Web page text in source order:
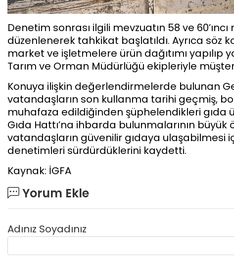
Denetim sonrası ilgili mevzuatın 58 ve
düzenlenerek tahkikat başlatıldı. Ayrıca
market ve işletmelere ürün dağıtımı yapılıp
Tarım ve Orman Müdürlüğü ekipleriyle
Konuya ilişkin değerlendirmelerde bulunan
vatandaşların son kullanma tarihi geçmiş,
muhafaza edildiğinden şüphelendikleri gıda
Gıda Hattı’na ihbarda bulunmalarının büyük
vatandaşların güvenilir gıdaya ulaşabilmesi
denetimleri sürdürdüklerini kaydetti.
Kaynak: İGFA
Yorum Ekle
Adınız Soyadınız